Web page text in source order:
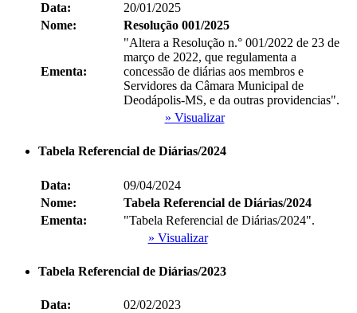
Data:
20/01/2025
Nome:
Resolução 001/2025
Ementa:
"Altera a Resolução n.° 001/2022 de 23 de
março de 2022, que regulamenta a
concessão de diárias aos membros e
Servidores da Câmara Municipal de
Deodápolis-MS, e da outras providencias".
» Visualizar
Tabela Referencial de Diárias/2024
Data:
09/04/2024
Nome:
Tabela Referencial de Diárias/2024
Ementa:
"Tabela Referencial de Diárias/2024".
» Visualizar
Tabela Referencial de Diárias/2023
Data:
02/02/2023